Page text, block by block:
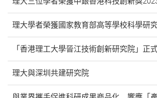
理大學者榮獲國家教育部高等學校科學研
「香港理工大學晉江技術創新研究院」正
理大與深圳共建研究院